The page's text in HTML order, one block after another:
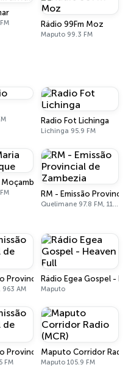
de Nampula
Rádio 99Fm Moz
Maputo 99.3 FM
Radio Fot Lichinga
Lichinga 95.9 FM
Moçambique
RM - Emissão
Quelimane 97.8 FM, 1179 AM
Provincial de Tete
963 AM
Rádio Egea Gospel -
Maputo
Provincial de Manica
FM
Maputo Corridor Radio
Maputo 105.9 FM